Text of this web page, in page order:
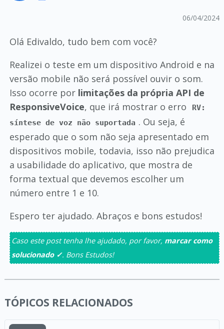
06/04/2024
Olá Edivaldo, tudo bem com você?
Realizei o teste em um dispositivo Android e na
versão mobile não será possível ouvir o som.
Isso ocorre por limitações da própria API de
ResponsiveVoice, que irá mostrar o erro
RV:
síntese de voz não suportada . Ou seja, é
esperado que o som não seja apresentado em
dispositivos mobile, todavia, isso não prejudica
a usabilidade do aplicativo, que mostra de
forma textual que devemos escolher um
número entre 1 e 10.
Espero ter ajudado. Abraços e bons estudos!
Caso este post tenha lhe ajudado, por favor, marcar como
solucionado ✓. Bons Estudos!
TÓPICOS RELACIONADOS